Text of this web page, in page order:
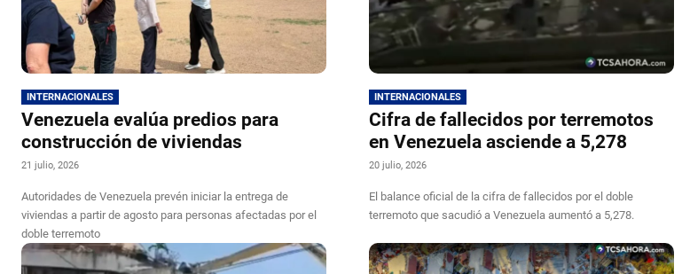
INTERNACIONALES
Venezuela evalúa predios para
construcción de viviendas
21 julio, 2026
Autoridades de Venezuela prevén iniciar la entrega de
viviendas a partir de agosto para personas afectadas por el
doble terremoto
INTERNACIONALES
Cifra de fallecidos por terremotos
en Venezuela asciende a 5,278
20 julio, 2026
El balance oficial de la cifra de fallecidos por el doble
terremoto que sacudió a Venezuela aumentó a 5,278.